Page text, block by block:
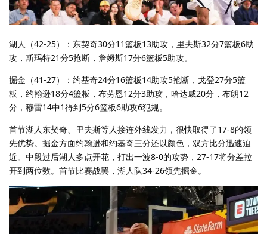
湖人（42-25）：东契奇30分11篮板13助攻，里夫斯32分7篮板6助
攻，斯玛特21分5抢断，詹姆斯17分6篮板5助攻。
掘金（41-27）：约基奇24分16篮板14助攻5抢断，戈登27分5篮
板，约翰逊18分4篮板，布劳恩12分3助攻，哈达威20分，布朗12
分，穆雷14中1得到5分6篮板6助攻6犯规。
首节湖人东契奇、里夫斯等人接连外线发力，很快取得了17-8的领
先优势。掘金方面约翰逊和约基奇三分还以颜色，双方比分迅速迫
近。中段过后湖人多点开花，打出一波8-0的攻势，27-17将分差拉
开到两位数。首节比赛战罢，湖人队34-26领先掘金。